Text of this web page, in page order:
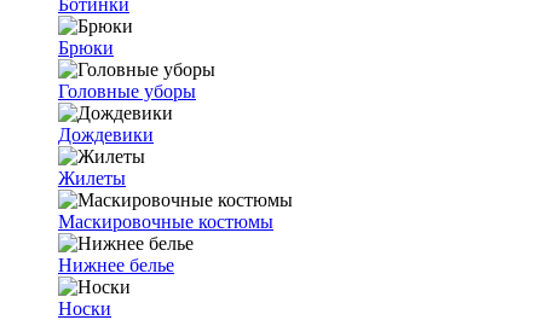
Ботинки
Брюки
Головные уборы
Дождевики
Жилеты
Маскировочные костюмы
Нижнее белье
Носки